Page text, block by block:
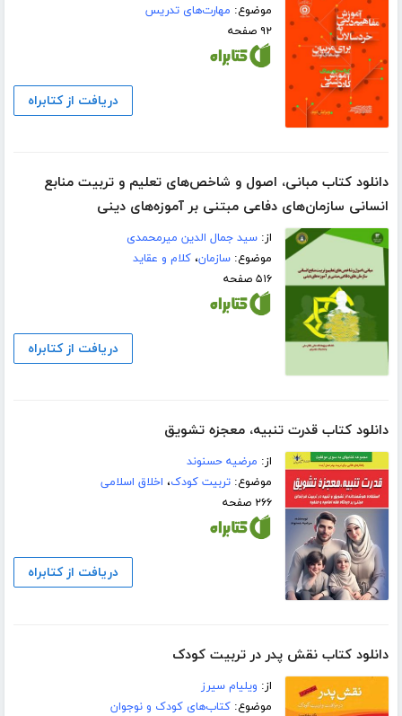
موضوع: مهارت‌های تدریس
۹۲ صفحه
دریافت از کتابراه
دانلود کتاب مبانی، اصول و شاخص‌های تعلیم و تربیت منابع
انسانی سازمان‌های دفاعی مبتنی بر آموزه‌های دینی
از:سید جمال الدین میرمحمدی
موضوع:سازمان،کلام و عقاید
۵۱۶ صفحه
دریافت از کتابراه
دانلود کتاب قدرت تنبیه، معجزه تشویق
از: مرضیه حسنوند
موضوع:تربیت کودک، اخلاق اسلامی
۲۶۶ صفحه
دریافت از کتابراه
دانلود کتاب نقش پدر در تربیت کودک
از: ویلیام سیرز
موضوع:کتاب‌های کودک و نوجوان